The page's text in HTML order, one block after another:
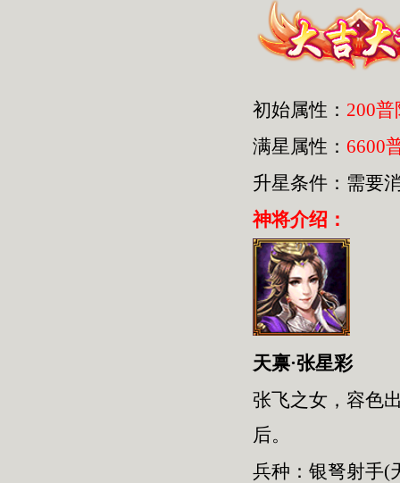
初始属性： 200
满星属性： 6600
升星条件：需要
神将介绍：
天禀·张星彩
张飞之女，容色
后。
兵种：银弩射手(